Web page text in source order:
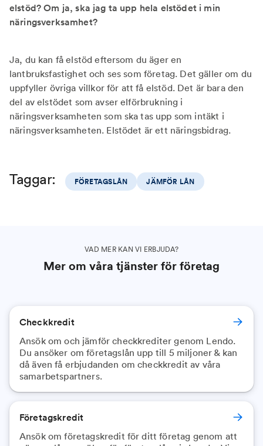
elstöd? Om ja, ska jag ta upp hela elstödet i min
näringsverksamhet?
Ja, du kan få elstöd eftersom du äger en
lantbruksfastighet och ses som företag. Det gäller om du
uppfyller övriga villkor för att få elstöd. Det är bara den
del av elstödet som avser elförbrukning i
näringsverksamheten som ska tas upp som intäkt i
näringsverksamheten. Elstödet är ett näringsbidrag.
Taggar: FÖRETAGSLÅN JÄMFÖR LÅN
VAD MER KAN VI ERBJUDA?
Mer om våra tjänster för företag
Checkkredit
Ansök om och jämför checkkrediter genom Lendo.
Du ansöker om företagslån upp till 5 miljoner & kan
då även få erbjudanden om checkkredit av våra
samarbetspartners.
Företagskredit
Ansök om företagskredit för ditt företag genom att